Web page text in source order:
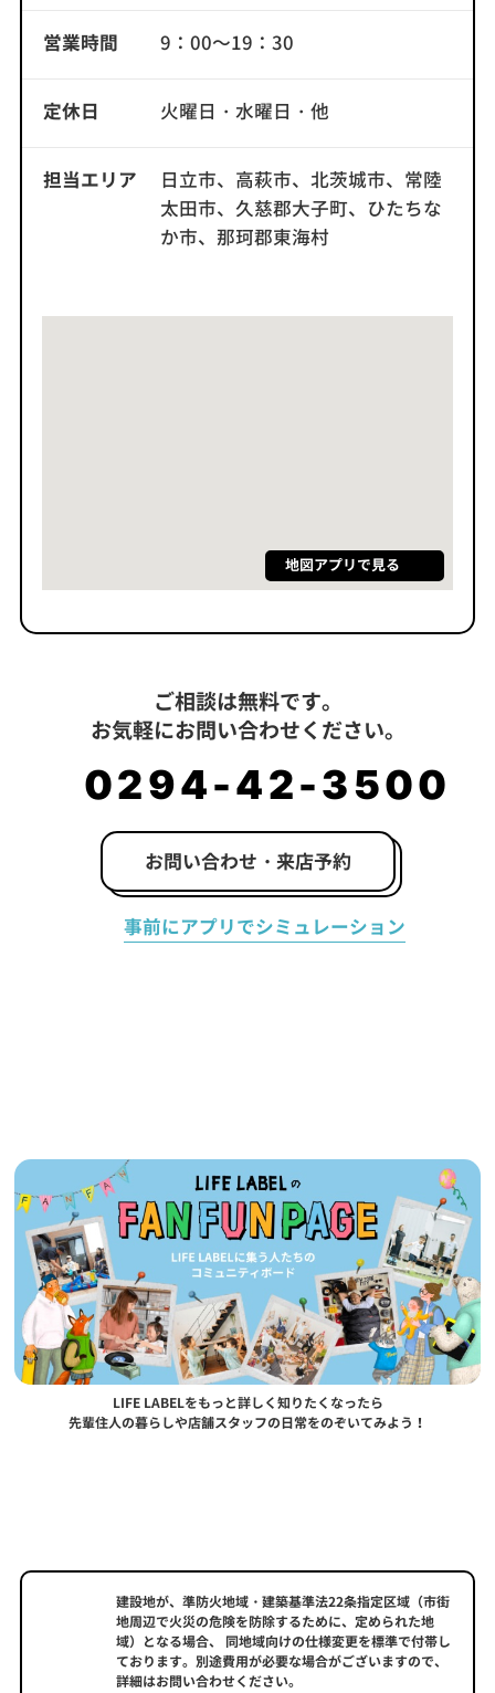
営業時間 9：00～19：30
定休日 火曜日・水曜日・他
担当エリア
日立市、高萩市、北茨城市、常陸
太田市、久慈郡大子町、ひたちな
か市、那珂郡東海村
地図アプリで見る
ご相談は無料です。
お気軽にお問い合わせください。
0294-42-3500
お問い合わせ・来店予約
事前にアプリでシミュレーション
LIFE LABELをもっと詳しく知りたくなったら
先輩住人の暮らしや店舗スタッフの日常をのぞいてみよう！
建設地が、準防火地域・建築基準法22条指定区域（市街
地周辺で火災の危険を防除するために、定められた地
域）となる場合、 同地域向けの仕様変更を標準で付帯し
ております。別途費用が必要な場合がございますので、
詳細はお問い合わせください。